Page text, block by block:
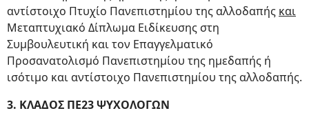
αντίστοιχο Πτυχίο Πανεπιστημίου της αλλοδαπής και
Μεταπτυχιακό Δίπλωμα Ειδίκευσης στη
Συμβουλευτική και τον Επαγγελματικό
Προσανατολισμό Πανεπιστημίου της ημεδαπής ή
ισότιμο και αντίστοιχο Πανεπιστημίου της αλλοδαπής.
3. ΚΛΑΔΟΣ ΠΕ23 ΨΥΧΟΛΟΓΩΝ